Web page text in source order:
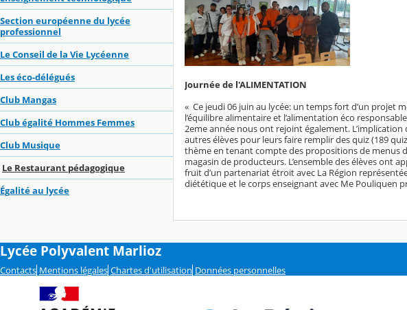
Section européenne du lycée
professionnel
Le Conseil de la Vie Lycéenne
Les éco-délégués
Club Mangas
Club égalité Hommes Femmes
Club Musique
Le Restaurant pédagogique
Égalité au lycée
Journée de l'ALIMENTATION
« Ce jeudi 06 juin au lycée: un temps fort d’un projet
l’équilibre alimentaire et l’alimentation éco
2eme année nous ont rejoint également.
autres élèves pour leurs faire remplir des quiz (189
thème en tenant compte des propositions de menus
magasin de producteurs. L’ensemble des élèves ont
fruit d’un partenariat étroit avec La Région
diététique et le corps enseignant avec Me Pouliquen
Lycée Polyvalent Marlioz
Contacts Mentions légales Chartes d'utilisation Données personnelles